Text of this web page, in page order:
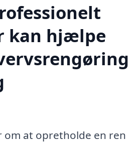
kan hjælpe
om at opretholde en ren